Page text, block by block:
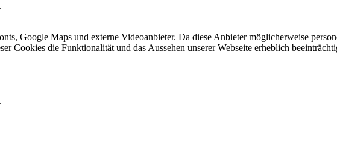
Google Maps und externe Videoanbieter. Da diese Anbieter möglicherweise
Cookies die Funktionalität und das Aussehen unserer Webseite erheblich